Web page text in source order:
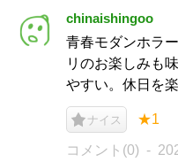
chinaishingoo
青春モダンホラ
リのお楽しみも
やすい。休日を
ナイス ★1
コメント(0)